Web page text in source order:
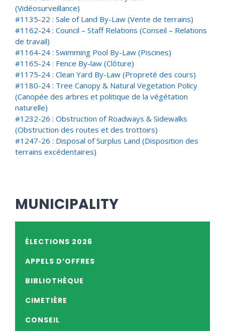
(Vidéosurveillance)
#1135-22 : Sale of Land By-Law (Vente de terrains)
#1162-24 : Council – Staff Relations (Conseil – Relations
de travail)
#1164-24 : Swimming Pool By-Law (Piscines)
#1165-24 : Fence By-law (Clôture)
#1175-24 : Clean Yard By-Law (Propreté des cours)
#1180-24 : Tree Canopy & Natural Vegetation Policy
(Canopée des arbres et politique de la végétation
naturelle)
#1232-26 : Obstruction of Roadways & Sidewalks
(Obstruction des routes et des trottoirs)
#1247-26 : Disposal of Surplus Land (Disposition des
terrains excédentaires)
MUNICIPALITY
ÉLECTIONS 2026
APPELS D’OFFRES
BIBLIOTHÈQUE
CIMETIÈRE
CONSEIL